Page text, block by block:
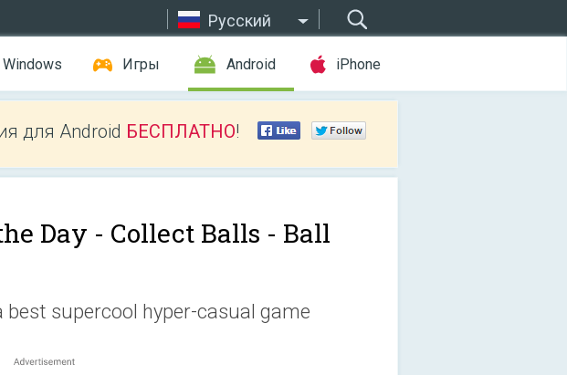
Русский
Windows Игры Android iPhone
для Android БЕСПЛАТНО!
Day - Collect Balls - Ball
best supercool hyper-casual game